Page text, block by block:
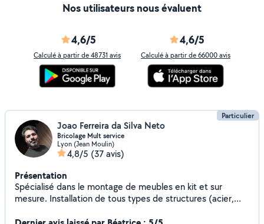
Nos utilisateurs nous évaluent
4,6/5
Calculé à partir de 48731 avis
4,6/5
Calculé à partir de 66000 avis
Particulier
Joao Ferreira da Silva Neto
Bricolage Mult service
Lyon (Jean Moulin)
4,8/5 (37 avis)
Présentation
Spécialisé dans le montage de meubles en kit et sur
mesure. Installation de tous types de structures (acier,